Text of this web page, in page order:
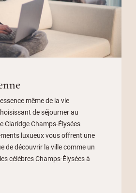
même de la vie
de séjourner au
Claridge Champs-Élysées
luxueux vous offrent une
de découvrir la ville comme un
célèbres Champs-Élysées à